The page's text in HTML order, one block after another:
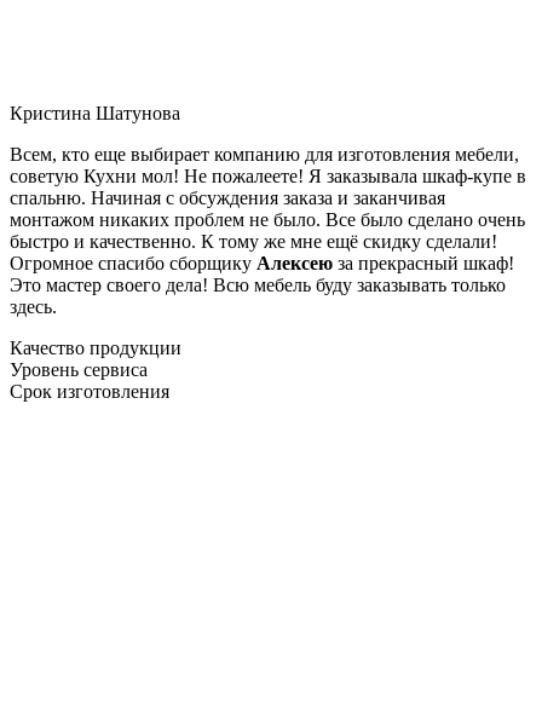
Кристина Шатунова
Всем, кто еще выбирает компанию для изготовления мебели,
советую Кухни мол! Не пожалеете! Я заказывала шкаф-купе в
спальню. Начиная с обсуждения заказа и заканчивая
монтажом никаких проблем не было. Все было сделано очень
быстро и качественно. К тому же мне ещё скидку сделали!
Огромное спасибо сборщику Алексею за прекрасный шкаф!
Это мастер своего дела! Всю мебель буду заказывать только
здесь.
Качество продукции
Уровень сервиса
Срок изготовления